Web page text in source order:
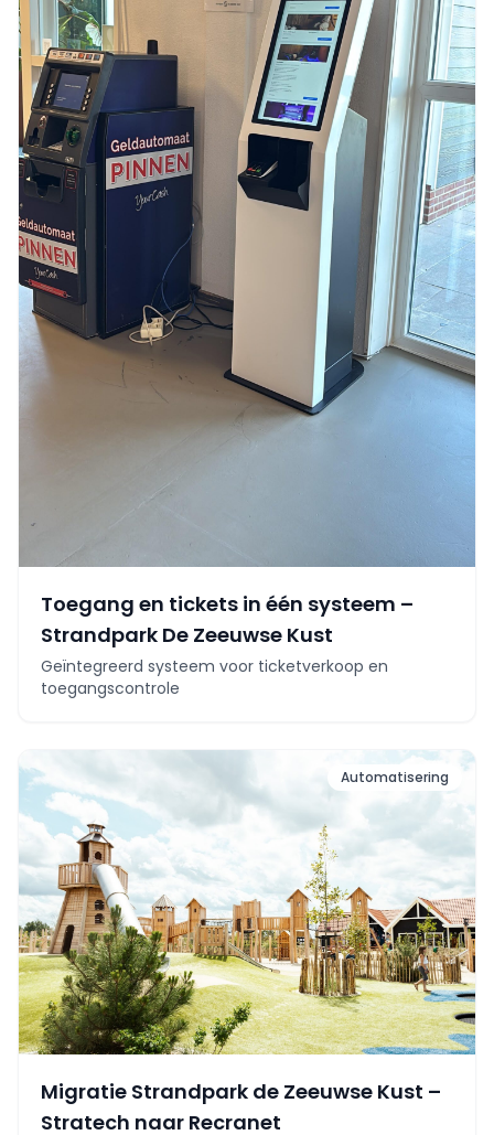
Toegang en tickets in één systeem –
Strandpark De Zeeuwse Kust
Geïntegreerd systeem voor ticketverkoop en
toegangscontrole
Automatisering
Migratie Strandpark de Zeeuwse Kust –
Stratech naar Recranet